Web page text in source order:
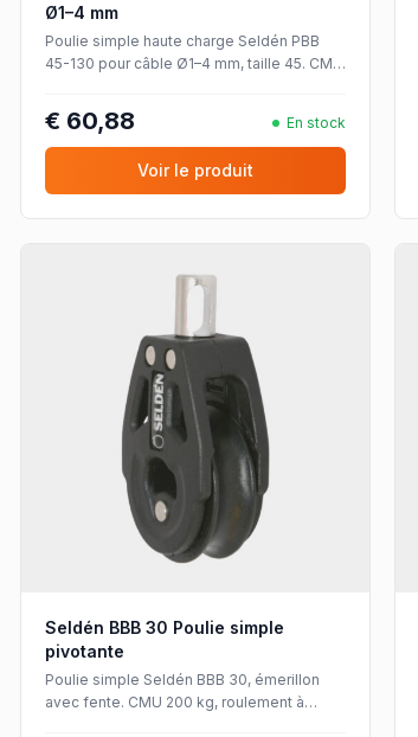
Ø1–4 mm
Poulie simple haute charge Seldén PBB
45-130 pour câble Ø1–4 mm, taille 45. CMU
€ 60,88 En stock
Voir le produit
Seldén BBB 30 Poulie simple
pivotante
Poulie simple Seldén BBB 30, émerillon
avec fente. CMU 200 kg, roulement à